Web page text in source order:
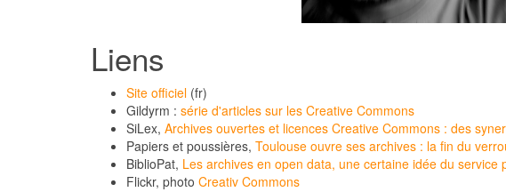
Liens
Site officiel (fr)
Gildyrm : série d'articles sur les Creative Commons
SiLex, Archives ouvertes et licences Creative Commons : des
Papiers et poussières, Toulouse ouvre ses archives : la fin du
BiblioPat, Les archives en open data, une certaine idée du service
Flickr, photo Creativ Commons